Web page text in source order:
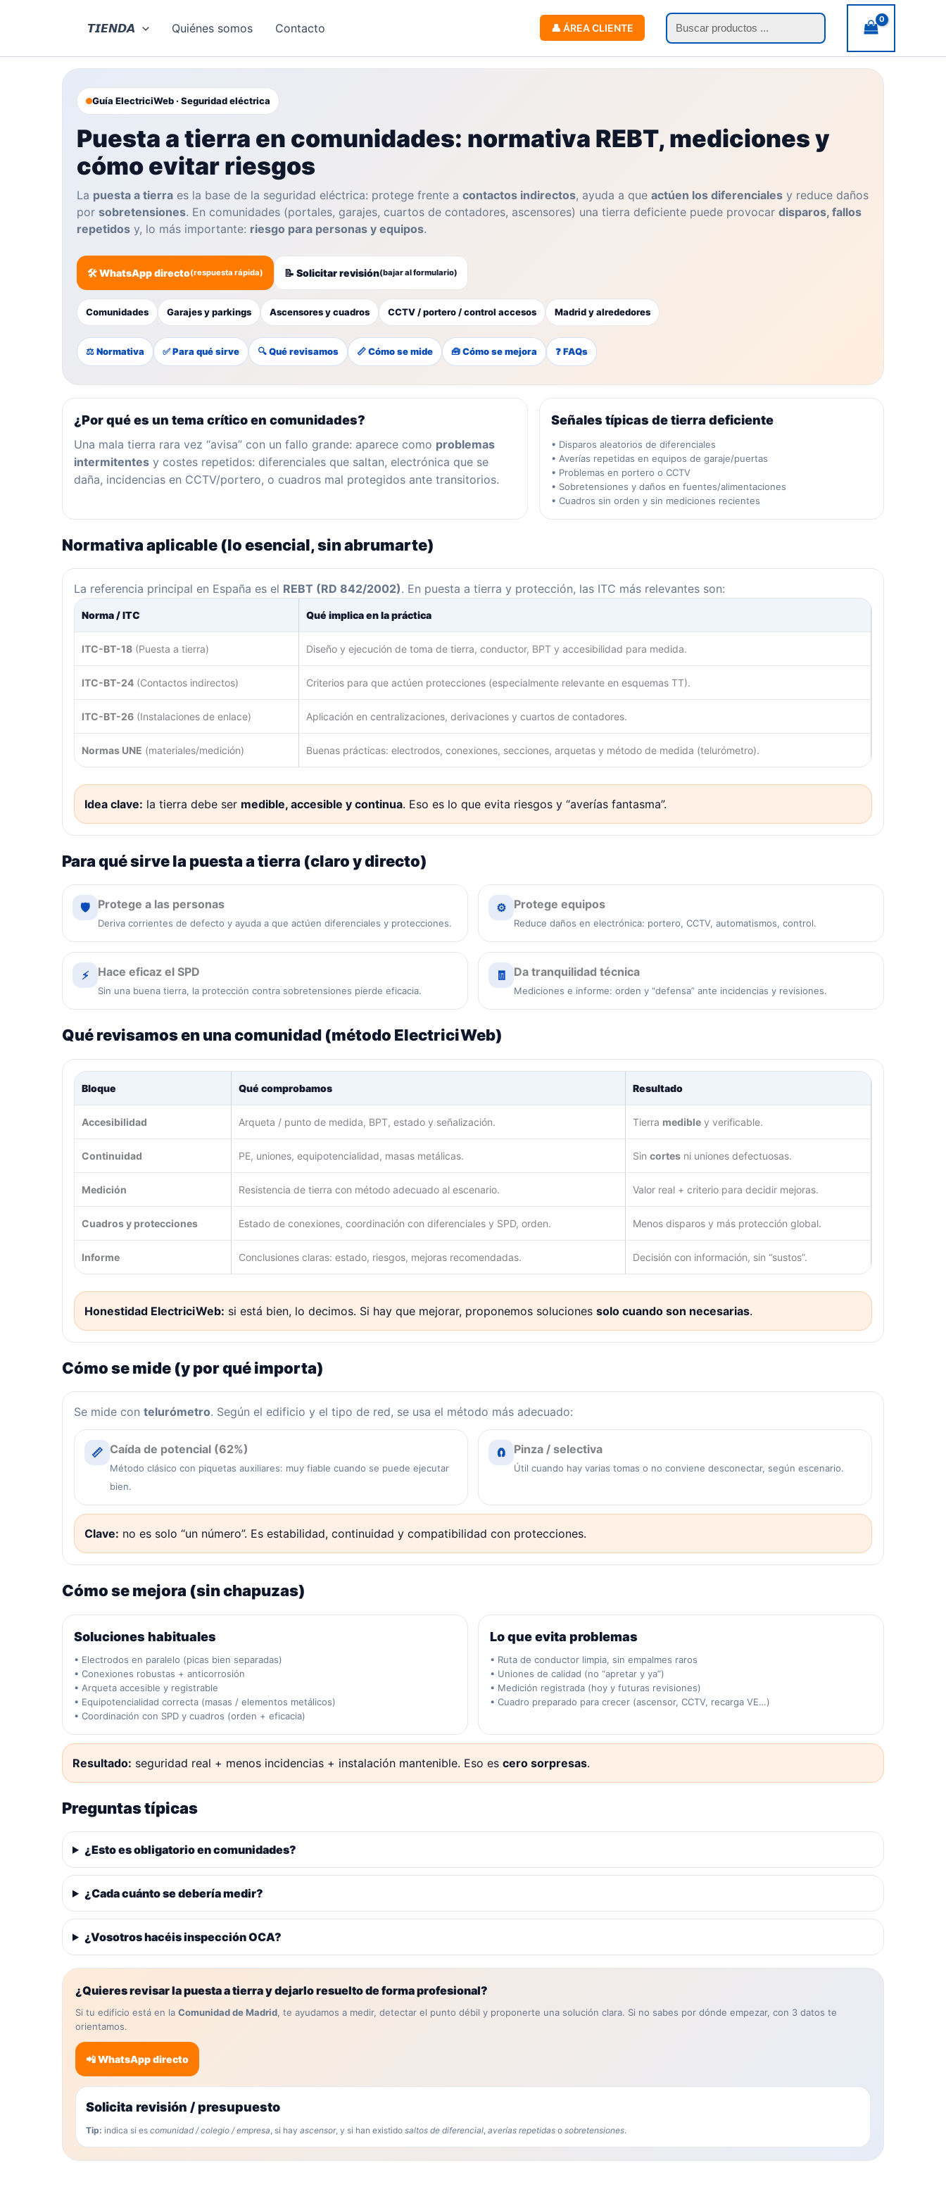
𝙏𝙄𝙀𝙉𝘿𝘼 Quiénes somos Contacto 👤 ÁREA CLIENTE
Búsqueda
de
productos
Guía ElectriciWeb · Seguridad eléctrica
Puesta a tierra en comunidades: normativa REBT, mediciones y
cómo evitar riesgos
La puesta a tierra es la base de la seguridad eléctrica: protege frente a contactos indirectos, ayuda a que actúen los diferenciales y reduce daños
por sobretensiones. En comunidades (portales, garajes, cuartos de contadores, ascensores) una tierra deficiente puede provocar disparos, fallos
repetidos y, lo más importante: riesgo para personas y equipos.
🛠️ WhatsApp directo(respuesta rápida) 📝 Solicitar revisión(bajar al formulario)
Comunidades Garajes y parkings Ascensores y cuadros CCTV / portero / control accesos Madrid y alrededores
⚖ Normativa ✅ Para qué sirve 🔍 Qué revisamos 📏 Cómo se mide 🧰 Cómo se mejora ❓ FAQs
¿Por qué es un tema crítico en comunidades?
Una mala tierra rara vez “avisa” con un fallo grande: aparece como problemas
intermitentes y costes repetidos: diferenciales que saltan, electrónica que se
daña, incidencias en CCTV/portero, o cuadros mal protegidos ante transitorios.
Señales típicas de tierra deficiente
• Disparos aleatorios de diferenciales
• Averías repetidas en equipos de garaje/puertas
• Problemas en portero o CCTV
• Sobretensiones y daños en fuentes/alimentaciones
• Cuadros sin orden y sin mediciones recientes
Normativa aplicable (lo esencial, sin abrumarte)
La referencia principal en España es el REBT (RD 842/2002). En puesta a tierra y protección, las ITC más relevantes son:
Norma / ITC Qué implica en la práctica
ITC-BT-18 (Puesta a tierra) Diseño y ejecución de toma de tierra, conductor, BPT y accesibilidad para medida.
ITC-BT-24 (Contactos indirectos) Criterios para que actúen protecciones (especialmente relevante en esquemas TT).
ITC-BT-26 (Instalaciones de enlace) Aplicación en centralizaciones, derivaciones y cuartos de contadores.
Normas UNE (materiales/medición) Buenas prácticas: electrodos, conexiones, secciones, arquetas y método de medida (telurómetro).
Idea clave: la tierra debe ser medible, accesible y continua. Eso es lo que evita riesgos y “averías fantasma”.
Para qué sirve la puesta a tierra (claro y directo)
🛡️ Protege a las personas
Deriva corrientes de defecto y ayuda a que actúen diferenciales y protecciones.
⚙️ Protege equipos
Reduce daños en electrónica: portero, CCTV, automatismos, control.
⚡ Hace eficaz el SPD
Sin una buena tierra, la protección contra sobretensiones pierde eficacia.
🧾 Da tranquilidad técnica
Mediciones e informe: orden y “defensa” ante incidencias y revisiones.
Qué revisamos en una comunidad (método ElectriciWeb)
Bloque Qué comprobamos Resultado
Accesibilidad Arqueta / punto de medida, BPT, estado y señalización. Tierra medible y verificable.
Continuidad PE, uniones, equipotencialidad, masas metálicas. Sin cortes ni uniones defectuosas.
Medición Resistencia de tierra con método adecuado al escenario. Valor real + criterio para decidir mejoras.
Cuadros y protecciones Estado de conexiones, coordinación con diferenciales y SPD, orden. Menos disparos y más protección global.
Informe Conclusiones claras: estado, riesgos, mejoras recomendadas. Decisión con información, sin “sustos”.
Honestidad ElectriciWeb: si está bien, lo decimos. Si hay que mejorar, proponemos soluciones solo cuando son necesarias.
Cómo se mide (y por qué importa)
Se mide con telurómetro. Según el edificio y el tipo de red, se usa el método más adecuado:
📏 Caída de potencial (62%)
Método clásico con piquetas auxiliares: muy fiable cuando se puede ejecutar
bien.
🧲 Pinza / selectiva
Útil cuando hay varias tomas o no conviene desconectar, según escenario.
Clave: no es solo “un número”. Es estabilidad, continuidad y compatibilidad con protecciones.
Cómo se mejora (sin chapuzas)
Soluciones habituales
• Electrodos en paralelo (picas bien separadas)
• Conexiones robustas + anticorrosión
• Arqueta accesible y registrable
• Equipotencialidad correcta (masas / elementos metálicos)
• Coordinación con SPD y cuadros (orden + eficacia)
Lo que evita problemas
• Ruta de conductor limpia, sin empalmes raros
• Uniones de calidad (no “apretar y ya”)
• Medición registrada (hoy y futuras revisiones)
• Cuadro preparado para crecer (ascensor, CCTV, recarga VE…)
Resultado: seguridad real + menos incidencias + instalación mantenible. Eso es cero sorpresas.
Preguntas típicas
¿Esto es obligatorio en comunidades?
¿Cada cuánto se debería medir?
¿Vosotros hacéis inspección OCA?
¿Quieres revisar la puesta a tierra y dejarlo resuelto de forma profesional?
Si tu edificio está en la Comunidad de Madrid, te ayudamos a medir, detectar el punto débil y proponerte una solución clara. Si no sabes por dónde empezar, con 3 datos te
orientamos.
📲 WhatsApp directo
Solicita revisión / presupuesto
Tip: indica si es comunidad / colegio / empresa , si hay ascensor, y si han existido saltos de diferencial averías repetidas o sobretensiones.